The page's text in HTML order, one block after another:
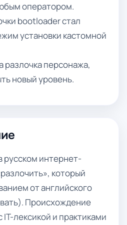
оператором.
bootloader стал
установки кастомной
разлочка персонажа,
новый уровень.
русском интернет-
который
от английского
Происхождение
лексикой и практиками